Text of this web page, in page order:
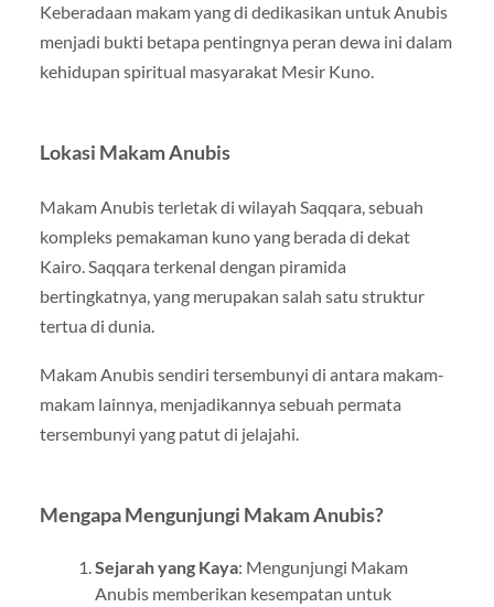
Keberadaan makam yang di dedikasikan untuk Anubis
menjadi bukti betapa pentingnya peran dewa ini dalam
kehidupan spiritual masyarakat Mesir Kuno.
Lokasi Makam Anubis
Makam Anubis terletak di wilayah Saqqara, sebuah
kompleks pemakaman kuno yang berada di dekat
Kairo. Saqqara terkenal dengan piramida
bertingkatnya, yang merupakan salah satu struktur
tertua di dunia.
Makam Anubis sendiri tersembunyi di antara makam-
makam lainnya, menjadikannya sebuah permata
tersembunyi yang patut di jelajahi.
Mengapa Mengunjungi Makam Anubis?
Sejarah yang Kaya: Mengunjungi Makam
Anubis memberikan kesempatan untuk